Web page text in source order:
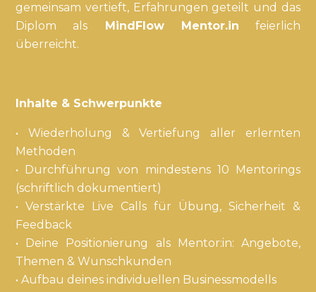
gemeinsam vertieft, Erfahrungen geteilt und das
Diplom als MindFlow Mentor.in feierlich
überreicht.
Inhalte & Schwerpunkte
• Wiederholung & Vertiefung aller erlernten
Methoden
• Durchführung von mindestens 10 Mentorings
(schriftlich dokumentiert)
• Verstärkte Live Calls für Übung, Sicherheit &
Feedback
• Deine Positionierung als Mentor:in: Angebote,
Themen & Wunschkunden
• Aufbau deines individuellen Businessmodells